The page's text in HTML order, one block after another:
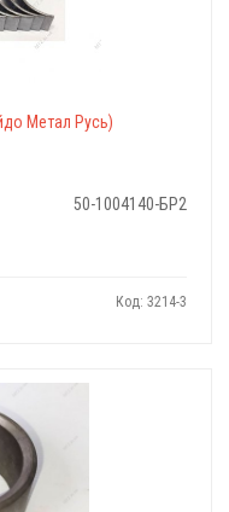
Метал Русь)
50-1004140-БР2
Код: 3214-3